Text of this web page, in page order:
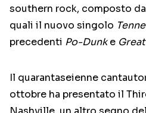
southern rock, composto
quali il nuovo singolo
precedenti Po-Dunke
Il quarantaseienne
ottobre ha presentato il